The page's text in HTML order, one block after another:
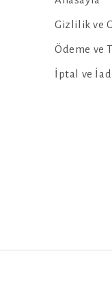
Gizlilik ve
Ödeme ve
İptal ve